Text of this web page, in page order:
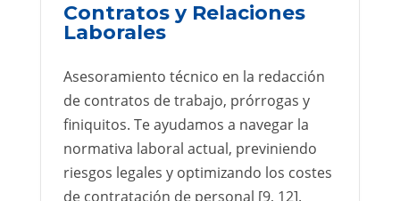
Contratos y Relaciones
Laborales
Asesoramiento técnico en la redacción
de contratos de trabajo, prórrogas y
finiquitos. Te ayudamos a navegar la
normativa laboral actual, previniendo
riesgos legales y optimizando los costes
de contratación de personal [9, 12].